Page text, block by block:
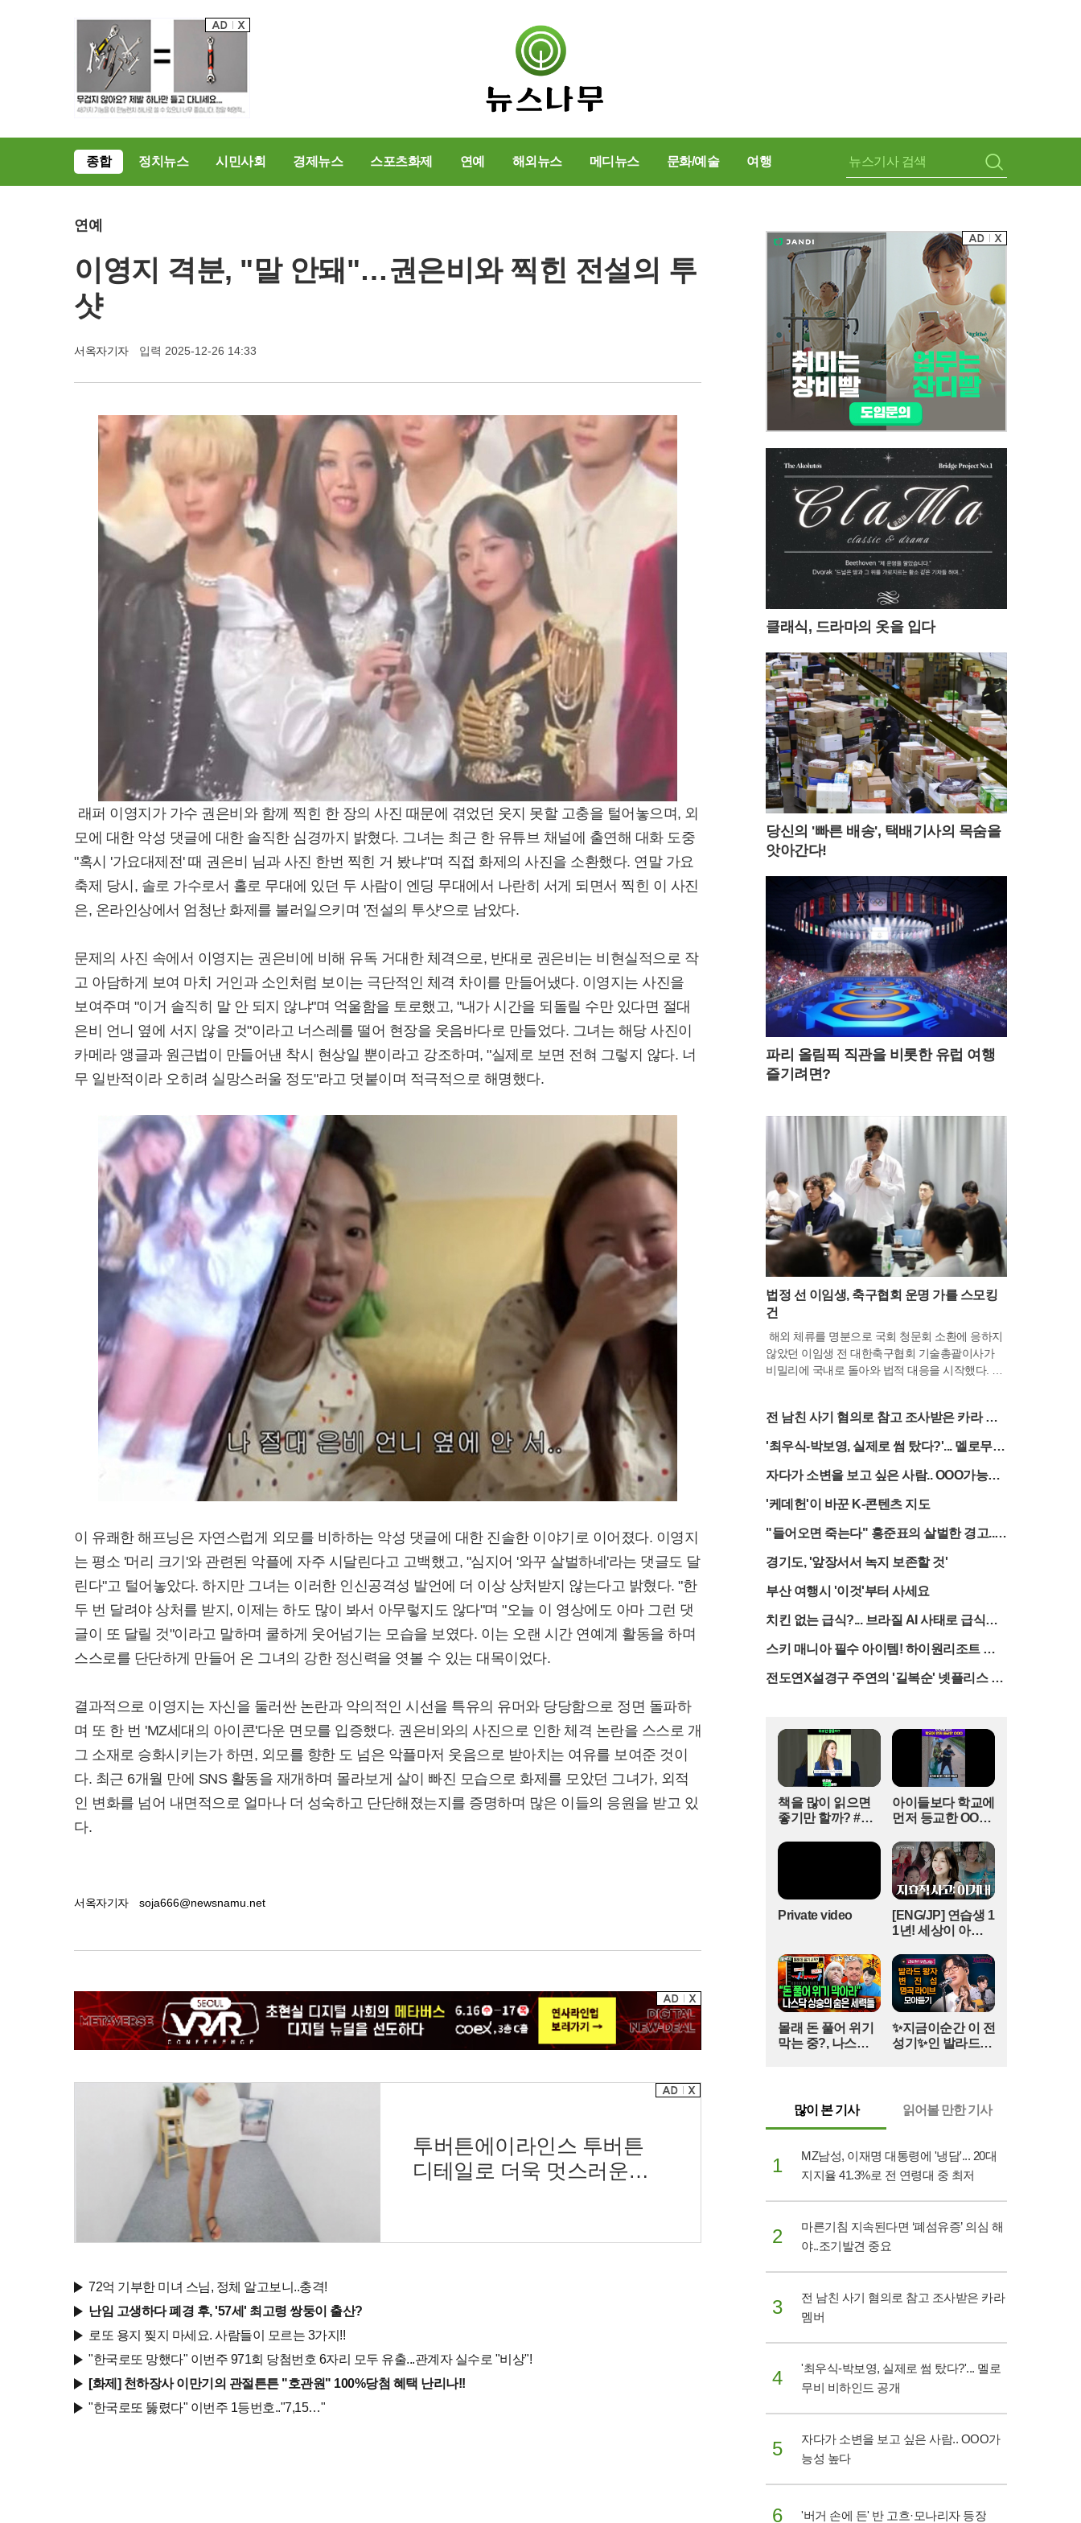
검
색
종합 정치뉴스 시민사회 경제뉴스 스포츠화제 연예 해외뉴스 메디뉴스 문화/예술 여행
연예
이영지 격분, "말 안돼"…권은비와 찍힌 전설의 투
샷
서옥자기자 입력 2025-12-26 14:33
래퍼 이영지가 가수 권은비와 함께 찍힌 한 장의 사진 때문에 겪었던 웃지 못할 고충을 털어놓으며, 외
모에 대한 악성 댓글에 대한 솔직한 심경까지 밝혔다. 그녀는 최근 한 유튜브 채널에 출연해 대화 도중
"혹시 '가요대제전' 때 권은비 님과 사진 한번 찍힌 거 봤냐"며 직접 화제의 사진을 소환했다. 연말 가요
축제 당시, 솔로 가수로서 홀로 무대에 있던 두 사람이 엔딩 무대에서 나란히 서게 되면서 찍힌 이 사진
은, 온라인상에서 엄청난 화제를 불러일으키며 '전설의 투샷'으로 남았다.
문제의 사진 속에서 이영지는 권은비에 비해 유독 거대한 체격으로, 반대로 권은비는 비현실적으로 작
고 아담하게 보여 마치 거인과 소인처럼 보이는 극단적인 체격 차이를 만들어냈다. 이영지는 사진을
보여주며 "이거 솔직히 말 안 되지 않냐"며 억울함을 토로했고, "내가 시간을 되돌릴 수만 있다면 절대
은비 언니 옆에 서지 않을 것"이라고 너스레를 떨어 현장을 웃음바다로 만들었다. 그녀는 해당 사진이
카메라 앵글과 원근법이 만들어낸 착시 현상일 뿐이라고 강조하며, "실제로 보면 전혀 그렇지 않다. 너
무 일반적이라 오히려 실망스러울 정도"라고 덧붙이며 적극적으로 해명했다.
이 유쾌한 해프닝은 자연스럽게 외모를 비하하는 악성 댓글에 대한 진솔한 이야기로 이어졌다. 이영지
는 평소 '머리 크기'와 관련된 악플에 자주 시달린다고 고백했고, "심지어 '와꾸 살벌하네'라는 댓글도 달
린다"고 털어놓았다. 하지만 그녀는 이러한 인신공격성 발언에 더 이상 상처받지 않는다고 밝혔다. "한
두 번 달려야 상처를 받지, 이제는 하도 많이 봐서 아무렇지도 않다"며 "오늘 이 영상에도 아마 그런 댓
글이 또 달릴 것"이라고 말하며 쿨하게 웃어넘기는 모습을 보였다. 이는 오랜 시간 연예계 활동을 하며
스스로를 단단하게 만들어 온 그녀의 강한 정신력을 엿볼 수 있는 대목이었다.
결과적으로 이영지는 자신을 둘러싼 논란과 악의적인 시선을 특유의 유머와 당당함으로 정면 돌파하
며 또 한 번 'MZ세대의 아이콘'다운 면모를 입증했다. 권은비와의 사진으로 인한 체격 논란을 스스로 개
그 소재로 승화시키는가 하면, 외모를 향한 도 넘은 악플마저 웃음으로 받아치는 여유를 보여준 것이
다. 최근 6개월 만에 SNS 활동을 재개하며 몰라보게 살이 빠진 모습으로 화제를 모았던 그녀가, 외적
인 변화를 넘어 내면적으로 얼마나 더 성숙하고 단단해졌는지를 증명하며 많은 이들의 응원을 받고 있
다.
서옥자기자 soja666@newsnamu.net
투버튼에이라인스 투버튼
디테일로 더욱 멋스러운
72억 기부한 미녀 스님, 정체 알고보니..충격!
난임 고생하다 폐경 후, '57세' 최고령 쌍둥이 출산?
로또 용지 찢지 마세요. 사람들이 모르는 3가지!!
"한국로또 망했다" 이번주 971회 당첨번호 6자리 모두 유출...관계자 실수로 "비상"!
[화제] 천하장사 이만기의 관절튼튼 "호관원" 100%당첨 혜택 난리나!!
"한국로또 뚫렸다" 이번주 1등번호.."7,15…"
클래식, 드라마의 옷을 입다
당신의 '빠른 배송', 택배기사의 목숨을
앗아간다!
파리 올림픽 직관을 비롯한 유럽 여행
즐기려면?
법정 선 이임생, 축구협회 운명 가를 스모킹
건
해외 체류를 명분으로 국회 청문회 소환에 응하지
않았던 이임생 전 대한축구협회 기술총괄이사가
비밀리에 국내로 돌아와 법적 대응을 시작했다. 6
고등법원에서 진행되고 있는 대한축구협회와 문화
체육관광부 간의 행정소송에 소송참가 신청서를
제출했다. 그는 홍명보 감독 선임 과정을 둘러싼 각
종 의혹에 대해 자신이 직접 사실관계를 바로잡겠
그동안 감독 선임의 '독자적 결정권자'로 지목되어
풀이된다. 그의 법률대리인은 이 전 이사가 홍명보
감독을 포함한 최종 후보자들과 면담했던 당시의
상황을 자필로 기록한 자료를 여전히 보관하고 있
다고 밝혔다. 이는 그동안 베일에 싸여 있던 면담
을 시사하며, 선임 절차의 투명성을 입증할 핵심 증
거가 될 전망이다.특히 이 전 이사 측은 감독 선임
이 자신의 단독 판단이 아닌 협회 상부의 지휘 체계
에 따라 이루어졌음을 강조하고 있다. 홍 감독의 수
작성 등 실무적인 절차 역시 김정배 당시 부회장의
구체적인 업무 지시에 따른 것이라고 설명했다. 이
는 자신이 단순한 실무 책임자였을 뿐이라는 점을
리는 지난해 문화체육관광부가 실시한 축구협회
특정감사로 거슬러 올라간다. 당시 문체부는 홍명
보 감독 선임 과정에서 규정 위반과 절차적 결함이
발견되었다고 판단하여 정몽규 전 회장을 비롯한
수뇌부에 중징계를 권고한 바 있다. 축구협회는 이
에 불복해 행정소송을 제기했으나 1심에서 패소했
고, 현재 항소심이 진행 중이다. 이 전 이사의 소송
참여는 항소심의 판도를 바꿀 수 있는 중대한 변수
보디아 구단의 테크니컬 디렉터로 부임했다는 이
유로 국내의 각종 부름에 응하지 않아 '도피성 출
국'이라는 비판을 받아왔다. 특히 국민적 관심사가
쏠렸던 국회 문체위 청문회마저 외면했던 터라, 이
번 기습적인 귀국과 소송 준비는 축구 팬들에게 큰
충격을 주고 있다. 일각에서는 그가 법적 처벌이나
필 면담 기록과 상부 지시 정황이 법정에서 사실로
확인될 경우, 홍명보 감독 선임 논란은 개인의 일탈
이 크다. 반대로 그의 주장이 근거 없는 변명으로
밝혀질 경우, 청문회 불참에 따른 도덕적 지탄과 함
께 법적 책임 또한 피하기 어려울 것으로 보인다.
이 전 이사의 등장으로 새로운 국면을 맞이하며 긴
장감이 고조되고 있다.
전 남친 사기 혐의로 참고 조사받은 카라 멤
'최우식-박보영, 실제로 썸 탔다?'... 멜로무비
자다가 소변을 보고 싶은 사람.. OOO가능성
'케데헌'이 바꾼 K-콘텐츠 지도
"들어오면 죽는다" 홍준표의 살벌한 경고...
경기도, '앞장서서 녹지 보존할 것'
부산 여행시 '이것'부터 사세요
치킨 없는 급식?... 브라질 AI 사태로 급식메
스키 매니아 필수 아이템! 하이원리조트 시
전도연X설경구 주연의 '길복순' 넷플리스 예
책을 많이 읽으면
좋기만 할까? #얘
서교육 #슬기로운
아이들보다 학교에
먼저 등교한 OOO
시 #스브스프리미
엄 #shorts
Private video
[ENG/JP] 연습생 1
1년! 세상이 아무
다시 CHEER UP
하게 만드는 지효
적 사고 | 아주 사적
인 미술관 EP. 06 /
14F
몰래 돈 풀어 위기
막는 중?, 나스닥
✨지금이순간 이 전
성기✨인 발라드왕
이순간 (매주 [목]
저녁 8:20)
많이 본 기사 읽어볼 만한 기사
1
MZ남성, 이재명 대통령에 '냉담'... 20대
지지율 41.3%로 전 연령대 중 최저
2
마른기침 지속된다면 ‘폐섬유증’ 의심 해
야..조기발견 중요
3
전 남친 사기 혐의로 참고 조사받은 카라
멤버
4
'최우식-박보영, 실제로 썸 탔다?'... 멜로
무비 비하인드 공개
5
자다가 소변을 보고 싶은 사람.. OOO가
능성 높다
6 '버거 손에 든' 반 고흐·모나리자 등장